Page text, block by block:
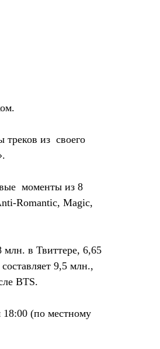
из  своего
моменты из 8
Romantic, Magic,
в Твиттере, 6,65
9,5 млн.,
BTS.
(по местному